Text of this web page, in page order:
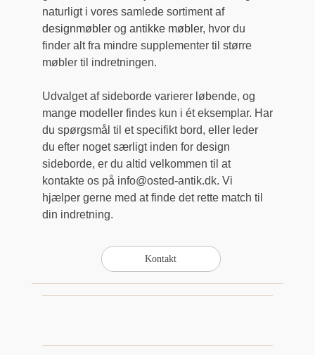
naturligt i vores samlede sortiment af
designmøblerog antikke møbler, hvor du
finder alt fra mindre supplementer til større
møbler til indretningen.
Udvalget af sideborde varierer løbende, og
mange modeller findes kun i ét eksemplar. Har
du spørgsmål til et specifikt bord, eller leder
du efter noget særligt inden for design
sideborde, er du altid velkommen til at
kontakte os på info@osted-antik.dk. Vi
hjælper gerne med at finde det rette match til
din indretning.